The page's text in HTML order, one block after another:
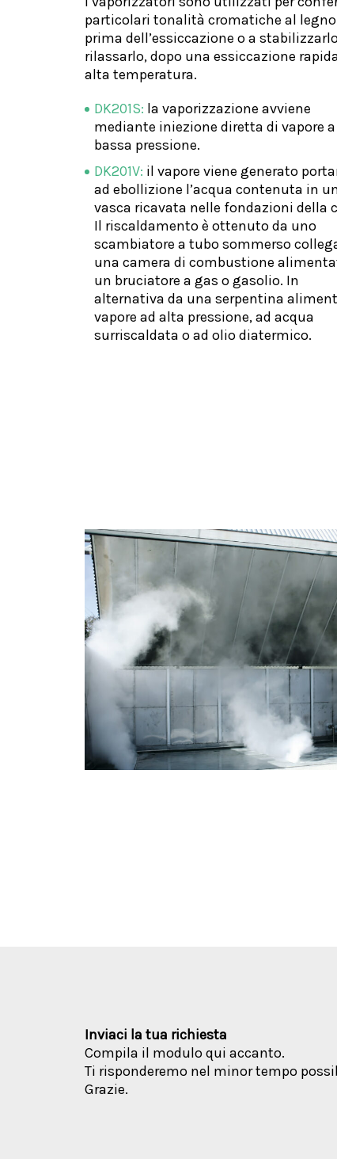
particolari tonalità cromatiche al legno
prima dell’essiccazione o a
rilassarlo, dopo una essiccazione
alta temperatura.
DK201S: la vaporizzazione avviene
mediante iniezione diretta di vapore a
bassa pressione.
DK201V: il vapore viene generato
ad ebollizione l’acqua contenuta in
vasca ricavata nelle fondazioni della
Il riscaldamento è ottenuto da uno
scambiatore a tubo sommerso
una camera di combustione
un bruciatore a gas o gasolio. In
alternativa da una serpentina
vapore ad alta pressione, ad acqua
surriscaldata o ad olio diatermico.
Inviaci la tua richiesta
Compila il modulo qui accanto.
Ti risponderemo nel minor tempo
Grazie.